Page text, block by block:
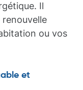
Il
renouvelle
ou vos
et